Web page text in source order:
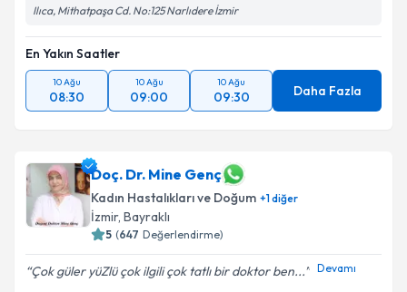
Ilıca, Mithatpaşa Cd. No:125 Narlıdere İzmir
En Yakın Saatler
10 Ağu
08:30
10 Ağu
09:00
10 Ağu
09:30 Daha Fazla
Doç. Dr. Mine Genç
Kadın Hastalıkları ve Doğum +1diğer
İzmir, Bayraklı
5 (647 Değerlendirme)
Çok güler yüZlü çok ilgili çok tatlı bir doktor ben... Devamı